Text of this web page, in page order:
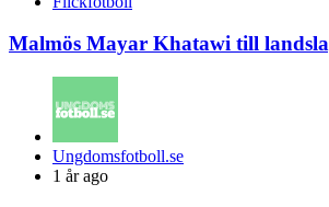
Malmös Mayar Khatawi till
Posted
by
Ungdomsfotboll.se
1 år ago